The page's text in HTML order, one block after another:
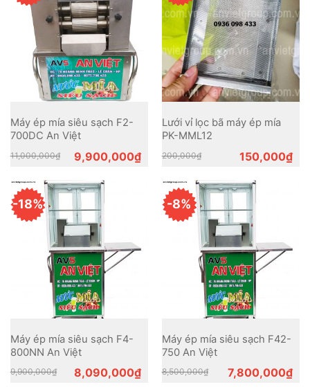
Máy ép mía siêu sạch F2-
700DC An Việt
11,000,000₫
Original
price
11,000,000₫.
9,900,000₫
Current
price
9,900,000₫.
Lưới vỉ lọc bã máy ép mía
PK-MML12
200,000₫
200,000₫.
150,000₫
150,000₫.
-18%
Máy ép mía siêu sạch F4-
800NN An Việt
9,900,000₫
Original
price8,090,000₫
Current
price
-8%
Máy ép mía siêu sạch F42-
750 An Việt
8,500,000₫
Original
price7,800,000₫
Current
price